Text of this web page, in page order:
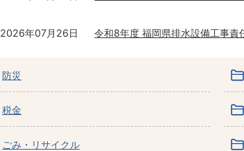
2026年07月26日 令和8年度 福岡県排水設備工事責
防災
税金
ごみ・リサイクル